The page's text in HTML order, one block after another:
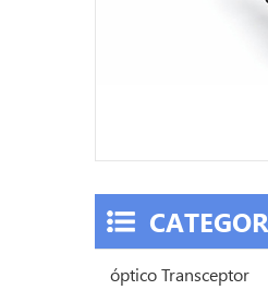
óptico Transceptor